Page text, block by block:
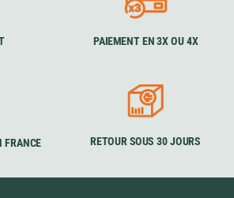
PAIEMENT EN 3X OU 4X
FRANCE
RETOUR SOUS 30 JOURS